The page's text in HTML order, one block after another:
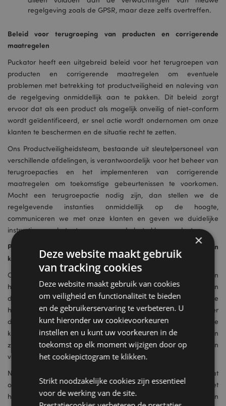
regelgeving zoals de GPSR, maar deze zelfs overtreffen.
Beleid voor terugroeping van producten en corrigerende
maatregelen
Puckator heeft een uitgebreid beleid voor het terugroepen van
producten en corrigerende maatregelen om eventuele
problemen met betrekking tot productveiligheid en naleving van
de regelgeving onmiddellijk aan te pakken. Dit beleid zorgt
ervoor dat als een product als mogelijk onveilig of niet-conform
wordt geïdentificeerd, er snel actie wordt ondernomen om onze
klanten te beschermen en de situatie recht te zetten.
Ons Productveiligheidsteam, bestaande uit sleutelpersoneel van
verschillende afdelingen, is verantwoordelijk voor het beheer van
terugroepacties en het implementeren van corrigerende
maatregelen om toekomstige gebeurtenissen te voorkomen.
Mocht een terugroepactie nodig zijn, dan stellen we de
regelgevende instanties onmiddellijk op de hoogte,
communiceren we met onze klanten en geven we duidelijke
instructies voor het retourneren van de betrokken producten.​.
Puckator's toewijding aan productveiligheid en
klanttevredenheid
Ons Product Management Plan ondersteunt onze toewijding aan
het leveren van producten van hoge kwaliteit die voldoen aan
de behoeften van de klant en aan wettelijke normen. We
hanteren een gestructureerde benadering van productbeheer
die marktonderzoek, risicobeoordelingen, voortdurende
kwaliteitsborging en nalevingscontroles omvat. Deze processen
zorgen ervoor dat elk product dat we op de markt brengen
veilig, conform en van de hoogste kwaliteit is
Nu we de implementatie van de GPSR naderen, willen we dat
onze klanten weten dat Puckator zich blijft inzetten voor het
handhaven van de hoogste normen op het gebied van
×
Deze website maakt gebruik
van tracking cookies
Deze website maakt gebruik van cookies
om veiligheid en functionaliteit te bieden
en de gebruikerservaring te verbeteren. U
kunt hieronder uw cookievoorkeuren
instellen en u kunt uw voorkeuren in de
toekomst op elk moment wijzigen door op
het cookiepictogram te klikken.
Strikt noodzakelijke cookies zijn essentieel
voor de werking van de site.